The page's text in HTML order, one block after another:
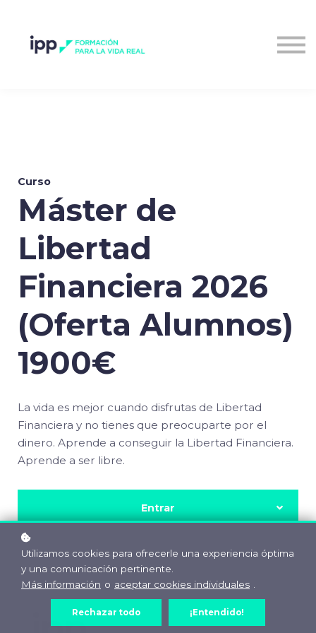
Curso
Máster de
Libertad
Financiera 2026
(Oferta Alumnos)
1900€
La vida es mejor cuando disfrutas de Libertad
Financiera y no tienes que preocuparte por el
dinero. Aprende a conseguir la Libertad Financiera.
Aprende a ser libre.
Entrar
Utilizamos cookies para ofrecerle una experiencia óptima
y una comunicación pertinente.
Más información o aceptar cookies individuales
Rechazar todo ¡Entendido!